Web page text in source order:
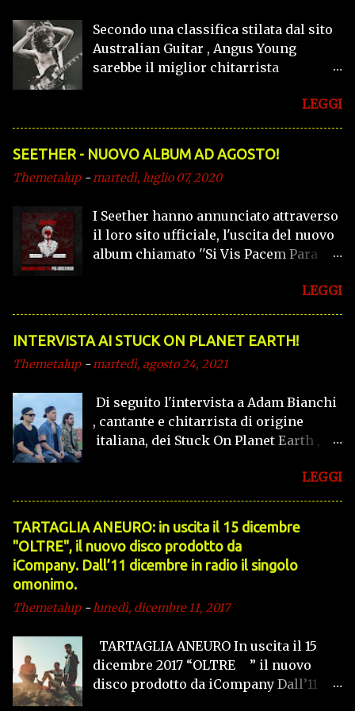
“noir” dietro “ON THE EDGE OF
MADNESS”, primo singolo e video con
cui Marco Barusso lancia
Secondo una classifica stilata dal sito
Australian Guitar , Angus Young
sarebbe il miglior chitarrista
all'undicesimo posto, per quanto
occhiata a questo link
LEGGI
SEETHER - NUOVO ALBUM AD AGOSTO!
Themetalup -martedì, luglio 07, 2020
I Seether hanno annunciato attraverso
il loro sito ufficiale, l'uscita del nuovo
album chiamato ''Si Vis Pacem Para
Fantasy Records. L'album conterrà 13
tracce. Preannunciato dalla stessa
euforia e miseria.
LEGGI
INTERVISTA AI STUCK ON PLANET EARTH!
Themetalup -martedì, agosto 24, 2021
Di seguito l'intervista a Adam Bianchi
, cantante e chitarrista di origine
italiana, dei Stuck On Planet Earth ,
alternative rock/pop dalle sonorità
anni 90'. TheMetalUp : Ciao Adam,
parlami della tua band... Adam : Ciao
Carmelo, la mia band si chiama Stuck
On Planet Earth, veniamo da una città
sopra Toronto, siamo cresciuti nei
iniziato a suonare alle scuole
davanti a scuole a caso. Quando
suonava la campanella a fine giornata,
suonavamo per i bambini che
LEGGI
TARTAGLIA ANEURO: in uscita il 15 dicembre
"OLTRE", il nuovo disco prodotto da
iCompany. Dall’11 dicembre in radio il singolo
omonimo.
Themetalup -lunedì, dicembre 11, 2017
TARTAGLIA ANEURO In uscita il 15
dicembre 2017 “OLTRE ” il nuovo
disco prodotto da iCompany Dall’11